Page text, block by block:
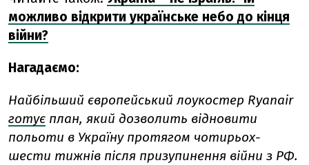
можливо відкрити українське небо до кінця
війни?
Нагадаємо:
Найбільший європейський лоукостер Ryanair
готує план, який дозволить відновити
польоти в Україну протягом чотирьох-
шести тижнів після призупинення війни з РФ.